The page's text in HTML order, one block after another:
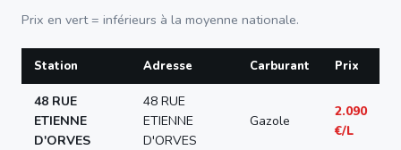
Prix en vert = inférieurs à la moyenne nationale.
Station Adresse Carburant Prix
48 RUE
ETIENNE
D'ORVES
48 RUE
ETIENNE
D'ORVES
Gazole
2.090
€/L